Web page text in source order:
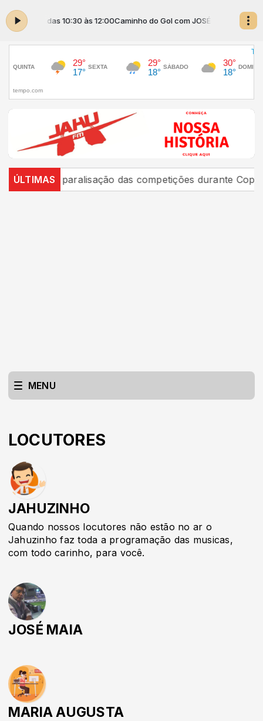
MAIA das 10:30 às 12:00Caminho do Gol com JOSÉ MAIA das
ÚLTIMAS
reforça paralisação das competições durante Copa
MENU
LOCUTORES
JAHUZINHO
Quando nossos locutores não estão no ar o
Jahuzinho faz toda a programação das musicas,
com todo carinho, para você.
JOSÉ MAIA
MARIA AUGUSTA